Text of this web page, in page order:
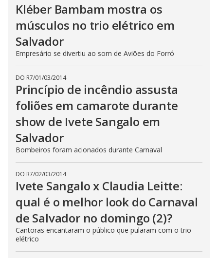
Kléber Bambam mostra os
músculos no trio elétrico em
Salvador
Empresário se divertiu ao som de Aviões do Forró
DO R7/01/03/2014
Princípio de incêndio assusta
foliões em camarote durante
show de Ivete Sangalo em
Salvador
Bombeiros foram acionados durante Carnaval
DO R7/02/03/2014
Ivete Sangalo x Claudia Leitte:
qual é o melhor look do Carnaval
de Salvador no domingo (2)?
Cantoras encantaram o público que pularam com o trio
elétrico